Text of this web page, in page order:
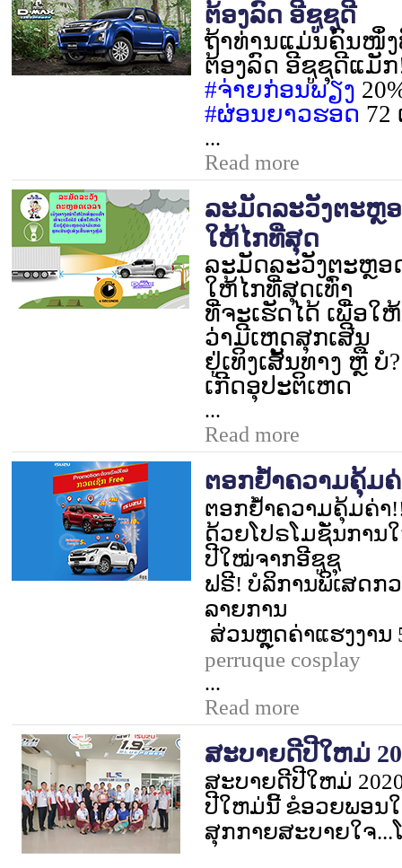
ຕ້ອງລົດ ອີຊູຊຸດີ
ຖ້າທ່ານແມ່ນຄົນໜຶ່
ຕ້ອງລົດ ອີຊູຊຸດີແມັກ
#ຈ່າຍກ່ອນພຽງ
#ຜ່ອນຍາວຮອດ 72
...
Read more
ລະມັດລະວັງຕະຫຼອ
ໃຫ້ໄກທີ່ສຸດ
ລະມັດລະວັງຕະຫຼອ
ໃຫ້ໄກທີ່ສຸດເທົ່າ
ທີ່ຈະເຮັດໄດ້ ເພື່ອໃ
ວ່າມີເຫດສຸກເສີນ
ຢູ່ເທິງເສັ້ນທາງ ຫຼື ບໍ
ເກີດອຸປະຕິເຫດ
...
Read more
ຕອກຢໍ້າຄວາມຄຸ້ມ
ຕອກຢໍ້າຄວາມຄຸ້ມຄ່າ
ດ້ວຍໂປຣໂມຊັ່ນການ
ປີໃໝ່ຈາກອີຊູຊຸ
ຟຣີ! ບໍລິການພິເສດກ
ລາຍການ
ສ່ວນຫຼຸດຄ່າແຮງງານ
perruque cosplay
...
Read more
ສະບາຍດີປີໃຫມ່
ສະບາຍດີປີໃຫມ່
ປີໃຫມ່ນີ້ ຂໍອວຍພອນ
ສຸກກາຍສະບາຍໃຈ...